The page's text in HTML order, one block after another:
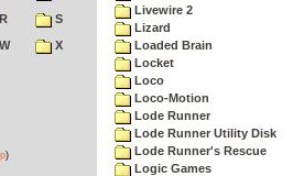
R
S
W
X
)
Livewire 2
Lizard
Loaded Brain
Locket
Loco
Loco-Motion
Lode Runner
Lode Runner Utility Disk
Lode Runner's Rescue
Logic Games